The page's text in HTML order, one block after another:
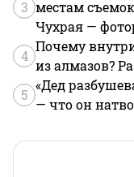
3 местам
Чухрая —
4
Почему
из алмазов?
5
«Дед
— что он